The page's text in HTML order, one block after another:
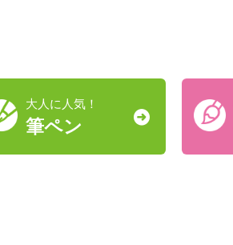
大人に人気！
筆ペン